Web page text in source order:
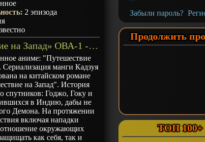
2 эпизода
«Путешествие на Запад» ОВА-1 - описание
аниме: "Путешествие
манги Кадзуя
на китайском романе
на Запад". История
спутников: Годжо, Гоку и
в Индию, дабы не
Демона. На протяжении
включая нападки
отношение окружающих
как себя, так и
Забыли пароль?
Продолжить
ТОП 100+